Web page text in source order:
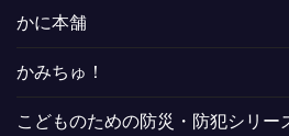
かに本舗
かみちゅ！
こどものための防災・防犯シリー